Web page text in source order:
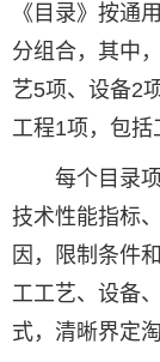
《目录》按通
分组合，其中
艺5项、设备2
工程1项，包括
每个目录
技术性能指标
因，限制条件
工工艺、设备
式，清晰界定